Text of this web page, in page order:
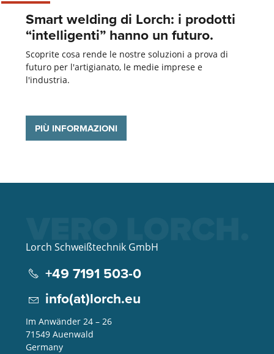
Smart welding di Lorch: i prodotti
“intelligenti” hanno un futuro.
Scoprite cosa rende le nostre soluzioni a prova di
futuro per l'artigianato, le medie imprese e
l'industria.
PIÙ INFORMAZIONI
Lorch Schweißtechnik GmbH
+49 7191 503-0
info(at)lorch.eu
Im Anwänder 24 – 26
71549 Auenwald
Germany